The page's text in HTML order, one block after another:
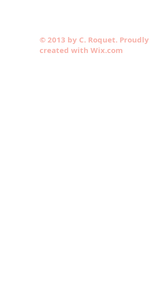
© 2013 by C. Roquet. Proudly
created with Wix.com